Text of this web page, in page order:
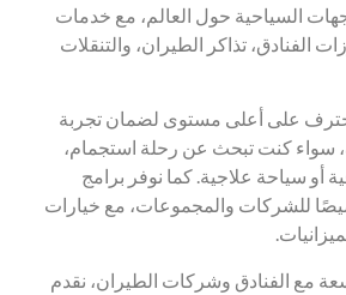
السياحية حول العالم، مع خدمات
الفنادق، تذاكر الطيران، والتنقلات
على أعلى مستوى لضمان تجربة
كنت تبحث عن رحلة استجمام،
أو سياحة علاجية. كما نوفر برامج
للشركات والمجموعات، مع خيارات
مع الفنادق وشركات الطيران، نقدم